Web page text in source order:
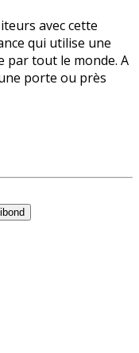
avec cette
qui utilise une
par tout le monde. A
porte ou près